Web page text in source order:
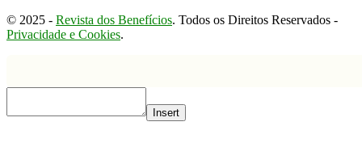
© 2025 - Revista dos Benefícios. Todos os Direitos Reservados -
Privacidade e Cookies.
Insert